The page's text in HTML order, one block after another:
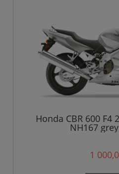
Honda CBR 600 F4
NH167
1